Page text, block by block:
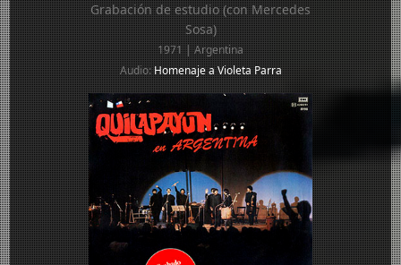
Grabación de estudio (con Mercedes
Sosa)
1971 | Argentina
Audio:Homenaje a Violeta Parra